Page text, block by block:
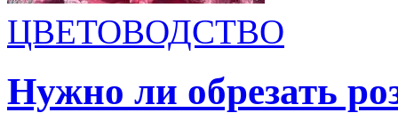
ЦВЕТОВОДСТВО
Нужно ли обрезать